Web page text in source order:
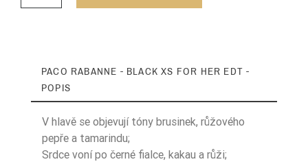
PACO RABANNE - BLACK XS FOR HER EDT -
POPIS
V hlavě se objevují tóny brusinek, růžového
pepře a tamarindu;
Srdce voní po černé fialce, kakau a růži;